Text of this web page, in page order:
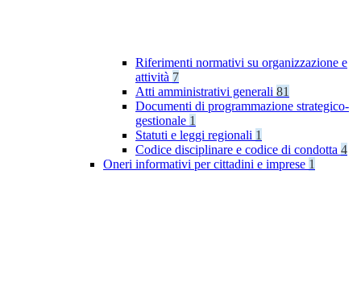
Riferimenti normativi su organizzazione e
attività 7
Atti amministrativi generali 81
Documenti di programmazione strategico-
gestionale 1
Statuti e leggi regionali 1
Codice disciplinare e codice di condotta 4
Oneri informativi per cittadini e imprese 1